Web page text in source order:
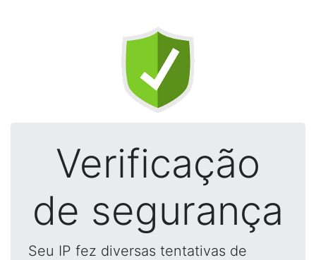
Verificação
de segurança
Seu IP fez diversas tentativas de